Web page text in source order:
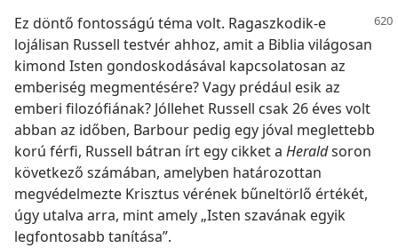
Ez döntő fontosságú téma volt. Ragaszkodik-e
lojálisan Russell testvér ahhoz, amit a Biblia világosan
kimond Isten gondoskodásával kapcsolatosan az
emberiség megmentésére? Vagy prédául esik az
emberi filozófiának? Jóllehet Russell csak 26 éves volt
abban az időben, Barbour pedig egy jóval meglettebb
korú férfi, Russell bátran írt egy cikket a Heraldsoron
következő számában, amelyben határozottan
megvédelmezte Krisztus vérének bűneltörlő értékét,
úgy utalva arra, mint amely „Isten szavának egyik
legfontosabb tanítása”.